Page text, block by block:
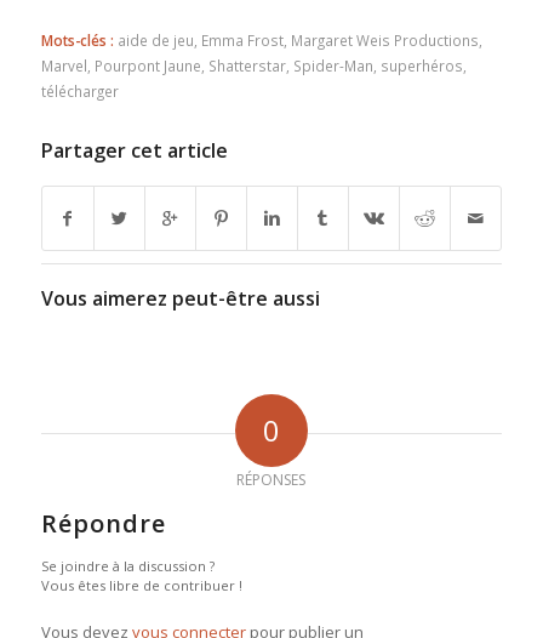
Mots-clés : aide de jeu Emma Frost, Margaret Weis Productions
Marvel Pourpont Jaune Shatterstar, Spider-Man superhéros
télécharger
Partager cet article
Vous aimerez peut-être aussi
0
RÉPONSES
Répondre
Se joindre à la discussion ?
Vous êtes libre de contribuer !
Vous devez vous connecterpour publier un